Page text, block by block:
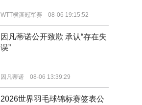
WTT横滨冠军赛 08-06 19:15:52
因凡蒂诺公开致歉 承认“存在失
误”
因凡蒂诺 08-06 13:39:29
2026世界羽毛球锦标赛签表公